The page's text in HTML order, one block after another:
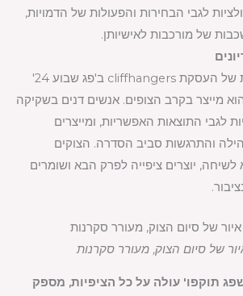
לגבי הבחירות והפעולות של הדמויות,
של מורכבות לאישיותן.
אחד היתרונות של העסקת cliffhangers ב'פג שבוע 24'
מייצר בקרב הצופים. אנשים דנים בשקיקה
לגבי התוצאות האפשריות, ומייצרים
והתרגשות סביב הסדרה. הצוקים
לשיחה, יוצרים ציפייה לפרק הבא ושומרים
'שבוע 24 שפג תוקפו' עולה על כל הציפיות, מספק